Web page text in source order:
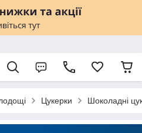
Цукерки Шоколадні